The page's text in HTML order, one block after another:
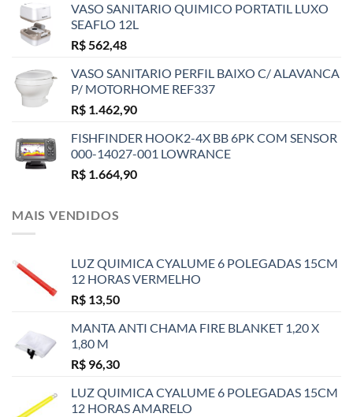
VASO SANITARIO QUIMICO PORTATIL LUXO
SEAFLO 12L
R$ 562,48
VASO SANITARIO PERFIL BAIXO C/ ALAVANCA
P/ MOTORHOME REF337
R$ 1.462,90
FISHFINDER HOOK2-4X BB 6PK COM SENSOR
000-14027-001 LOWRANCE
R$ 1.664,90
MAIS VENDIDOS
LUZ QUIMICA CYALUME 6 POLEGADAS 15CM
12 HORAS VERMELHO
R$ 13,50
MANTA ANTI CHAMA FIRE BLANKET 1,20 X
1,80 M
R$ 96,30
LUZ QUIMICA CYALUME 6 POLEGADAS 15CM
12 HORAS AMARELO